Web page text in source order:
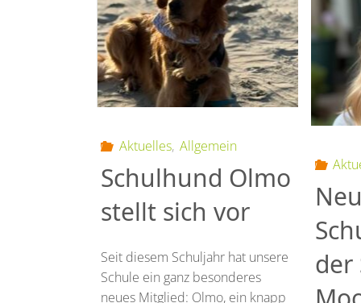
im
Musikunterricht
der
Klasse
2a"
Aktuelles, Allgemein
Schulhund Olmo
stellt sich vor
Seit diesem Schuljahr hat unsere
Schule ein ganz besonderes
neues Mitglied: Olmo, ein knapp
der